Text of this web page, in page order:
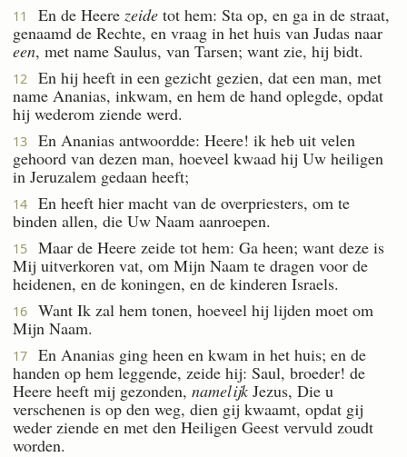
11 En de Heere zeide tot hem: Sta op, en ga in de straat,
genaamd de Rechte, en vraag in het huis van Judas naar
een, met name Saulus, van Tarsen; want zie, hij bidt.
12
En hij heeft in een gezicht gezien, dat een man, met
name Ananias, inkwam, en hem de hand oplegde, opdat
hij wederom ziende werd.
13
En Ananias antwoordde: Heere! ik heb uit velen
gehoord van dezen man, hoeveel kwaad hij Uw heiligen
in Jeruzalem gedaan heeft;
14
En heeft hier macht van de overpriesters, om te
binden allen, die Uw Naam aanroepen.
15
Maar de Heere zeide tot hem: Ga heen; want deze is
Mij uitverkoren vat, om Mijn Naam te dragen voor de
heidenen, en de koningen, en de kinderen Israels.
16
Want Ik zal hem tonen, hoeveel hij lijden moet om
Mijn Naam.
17
En Ananias ging heen en kwam in het huis; en de
handen op hem leggende, zeide hij: Saul, broeder! de
Heere heeft mij gezonden, namelijk Jezus, Die u
verschenen is op den weg, dien gij kwaamt, opdat gij
weder ziende en met den Heiligen Geest vervuld zoudt
worden.